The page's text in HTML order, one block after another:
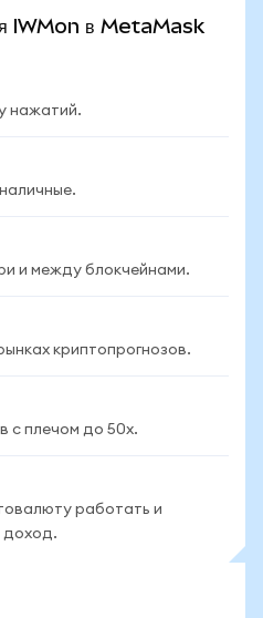
IWMon в MetaMask
нажатий.
и между блокчейнами.
криптопрогнозов.
с плечом до 50x.
работать и
доход.